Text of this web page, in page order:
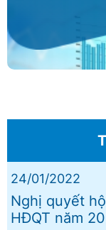
24/01/2022
Nghị quyết
HĐQT năm